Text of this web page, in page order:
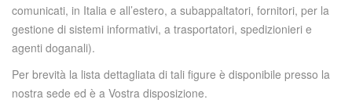
comunicati, in Italia e all’estero, a subappaltatori, fornitori, per la
gestione di sistemi informativi, a trasportatori, spedizionieri e
agenti doganali).
Per brevità la lista dettagliata di tali figure è disponibile presso la
nostra sede ed è a Vostra disposizione.